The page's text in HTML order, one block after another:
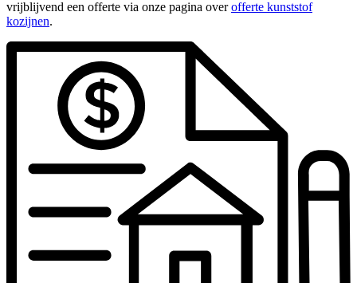
vrijblijvend een offerte via onze pagina overofferte kunststof
kozijnen.